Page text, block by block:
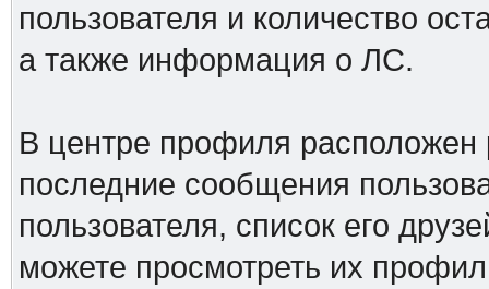
пользователя и количество
а также информация о ЛС.
В центре профиля расположен
последние сообщения
пользователя, список его
можете просмотреть их